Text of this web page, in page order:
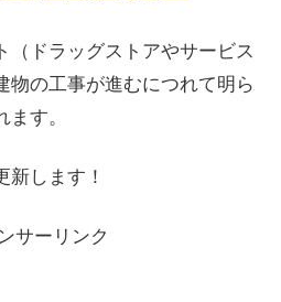
（ドラッグストアやサービス
物の工事が進むにつれて明ら
す。
新します！
サーリンク